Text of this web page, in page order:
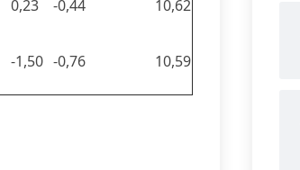
0,23 -0,44
10,62
-1,50 -0,76 10,59